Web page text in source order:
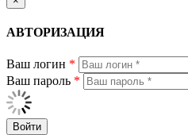
АВТОРИЗАЦИЯ
Ваш логин *
Ваш пароль *
Войти